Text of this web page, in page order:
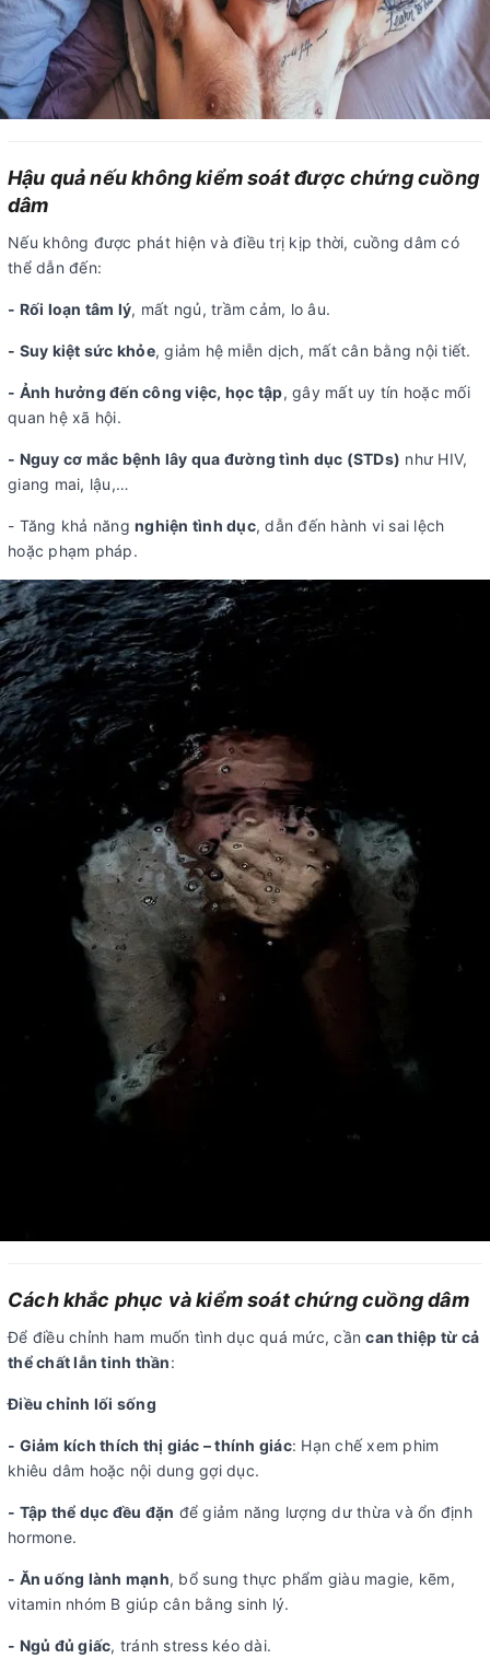
Hậu quả nếu không kiểm soát được chứng cuồng
dâm
Nếu không được phát hiện và điều trị kịp thời, cuồng dâm có
thể dẫn đến:
- Rối loạn tâm lý, mất ngủ, trầm cảm, lo âu.
- Suy kiệt sức khỏe, giảm hệ miễn dịch, mất cân bằng nội tiết.
- Ảnh hưởng đến công việc, học tập, gây mất uy tín hoặc mối
quan hệ xã hội.
- Nguy cơ mắc bệnh lây qua đường tình dục (STDs) như HIV,
giang mai, lậu,…
- Tăng khả năng nghiện tình dục, dẫn đến hành vi sai lệch
hoặc phạm pháp.
Cách khắc phục và kiểm soát chứng cuồng dâm
Để điều chỉnh ham muốn tình dục quá mức, cầncan thiệp từ cả
thể chất lẫn tinh thần:
Điều chỉnh lối sống
- Giảm kích thích thị giác – thính giác: Hạn chế xem phim
khiêu dâm hoặc nội dung gợi dục.
- Tập thể dục đều đặn để giảm năng lượng dư thừa và ổn định
hormone.
- Ăn uống lành mạnh, bổ sung thực phẩm giàu magie, kẽm,
vitamin nhóm B giúp cân bằng sinh lý.
- Ngủ đủ giấc, tránh stress kéo dài.